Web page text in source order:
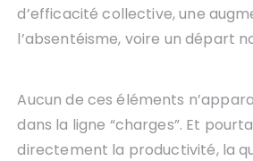
d’efficacité collective, une
l’absentéisme, voire un départ
Aucun de ces éléments
dans la ligne “charges”. Et
directement la productivité, la